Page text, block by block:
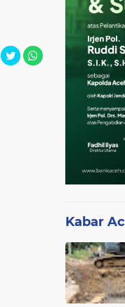
Kabar